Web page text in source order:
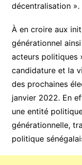
décentralisation ».
À en croire aux
générationnel
acteurs politiques
candidature et la
des prochaines
janvier 2022. En
une entité
générationnelle,
politique